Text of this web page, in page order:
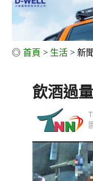
◎ 首頁 > 生活 > 新
飲酒過